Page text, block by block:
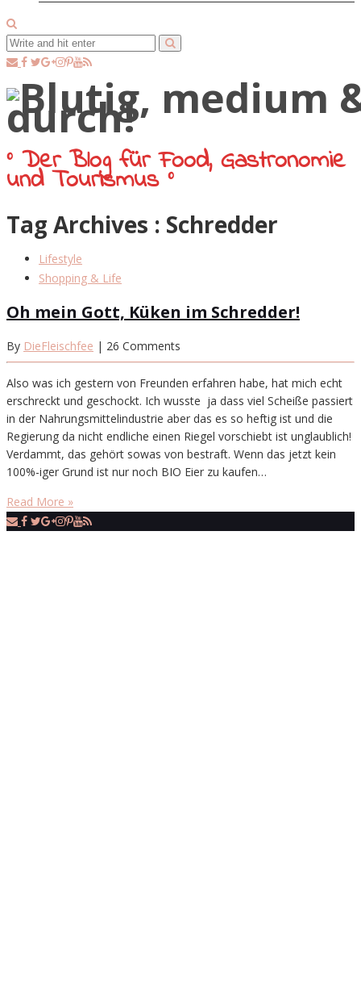
° Der Blog für Food, Gastronomie
und Tourismus °
Tag Archives : Schredder
Lifestyle
Shopping & Life
Oh mein Gott, Küken im Schredder!
By DieFleischfee | 26 Comments
Also was ich gestern von Freunden erfahren habe, hat mich echt
erschreckt und geschockt. Ich wusste ja dass viel Scheiße passiert
in der Nahrungsmittelindustrie aber das es so heftig ist und die
Regierung da nicht endliche einen Riegel vorschiebt ist unglaublich!
Verdammt, das gehört sowas von bestraft. Wenn das jetzt kein
100%-iger Grund ist nur noch BIO Eier zu kaufen…
Read More »